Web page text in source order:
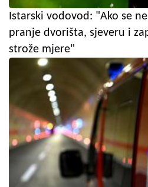
Istarski vodovod: "Ako se
pranje dvorišta, sjeveru i
strože mjere"